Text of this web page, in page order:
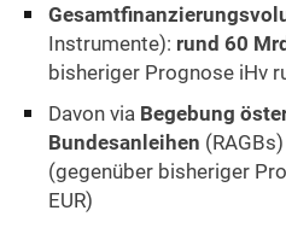
Instrumente): rund 60
bisheriger Prognose iHv
Davon via Begebung
Bundesanleihen (RAGBs)
(gegenüber bisheriger
EUR)